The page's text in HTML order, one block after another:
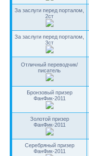
За заслуги перед порталом,
2ст
За заслуги перед порталом,
3ст
Отличный переводчик/
писатель
Бронзовый призер
ФанФик-2011
Золотой призер
ФанФик-2011
Серебряный призер
ФанФик-2011